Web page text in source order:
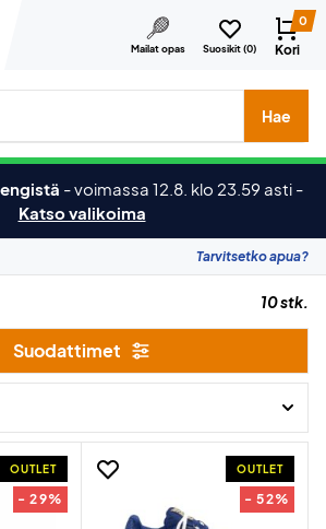
Mailat opas Suosikit (0)
0
Kori
merkkejä jne.
Hae
-voimassa 12.8. klo 23.59 asti -
Katso valikoima
Tarvitsetko apua?
10 stk.
Suodattimet
OUTLET
- 29%
OUTLET
- 52%